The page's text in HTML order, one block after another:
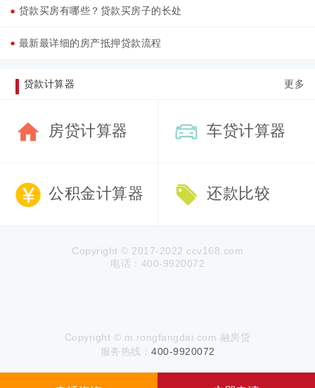
贷款买房有哪些？贷款买房子的长处
最新最详细的房产抵押贷款流程
贷款计算器 更多
房贷计算器 车贷计算器
公积金计算器 还款比较
Copyright © 2017-2022 ccv168.com
电话：400-9920072
Copyright © m.rongfangdai.com 融房贷
服务热线： 400-9920072